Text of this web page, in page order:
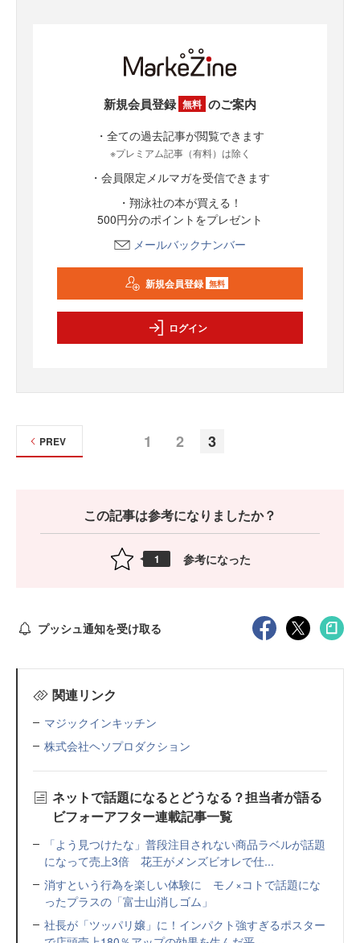
新規会員登録 無料 のご案内
・全ての過去記事が閲覧できます
※プレミアム記事（有料）は除く
・会員限定メルマガを受信できます
・翔泳社の本が買える！
500円分のポイントをプレゼント
メールバックナンバー
新規会員登録 無料
ログイン
1 2 3
PREV
この記事は参考になりましたか？
1 参考になった
プッシュ通知を受け取る
関連リンク
マジックインキッチン
株式会社ヘソプロダクション
ネットで話題になるとどうなる？担当者が語る
ビフォーアフター連載記事一覧
「よう見つけたな」普段注目されない商品ラベルが話題
になって売上3倍 花王がメンズビオレで仕...
消すという行為を楽しい体験に モノ×コトで話題にな
ったプラスの「富士山消しゴム」
社長が「ツッパリ嬢」に！インパクト強すぎるポスター